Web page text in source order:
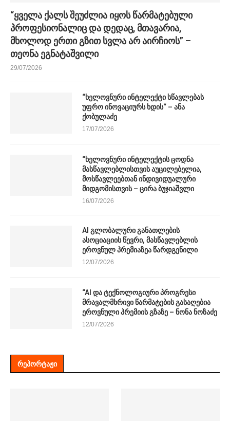
“ყველა ქალს შეუძლია იყოს წარმატებული
პროფესიონალიც და დედაც, მთავარია,
მხოლოდ ერთი გზით სვლა არ აირჩიოს” –
თეონა ეგნატაშვილი
29/07/2026
“ხელოვნური ინტელექტი სწავლებას
უფრო ინოვაციურს ხდის“ – ანა
ქობულაძე
17/07/2026
“ხელოვნური ინტელექტის ცოდნა
მასწავლებლისთვის აუცილებელია,
მოსწავლეებთან ინდივიდუალური
მიდგომისთვის – ცირა ბუჯიაშვლი
16/07/2026
AI გლობალური განათლების
ასოციაციის წევრი, მასწავლებლის
ეროვნულ პრემიაზეა წარდგენილი
12/07/2026
“AI და ტექნოლოგიური პროგრესი
მრავალმხრივი წარმატების გასაღებია
ეროვნული პრემიის გზაზე – ნონა ნოზაძე
12/07/2026
ᲠᲔᲞᲝᲠᲢᲐᲟᲘ